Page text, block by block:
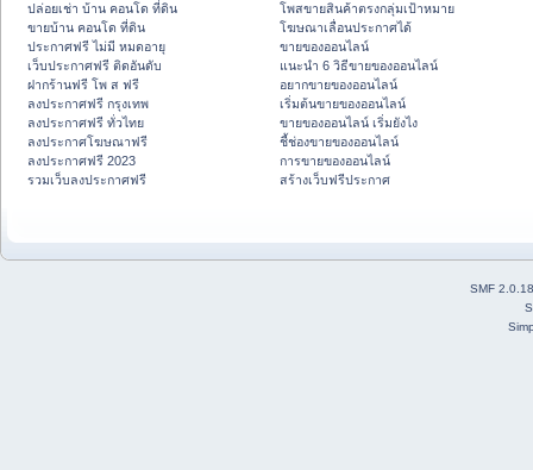
ปล่อยเช่า บ้าน คอนโด ที่ดิน
ขายบ้าน คอนโด ที่ดิน
ประกาศฟรี ไม่มี หมดอายุ
เว็บประกาศฟรี ติดอันดับ
ฝากร้านฟรี โพ ส ฟรี
ลงประกาศฟรี กรุงเทพ
ลงประกาศฟรี ทั่วไทย
ลงประกาศโฆษณาฟรี
ลงประกาศฟรี 2023
รวมเว็บลงประกาศฟรี
โพสขายสินค้าตรงกลุ่มเป้าหมาย
โฆษณาเลื่อนประกาศได้
ขายของออนไลน์
แนะนำ 6 วิธีขายของออนไลน์
อยากขายของออนไลน์
เริ่มต้นขายของออนไลน์
ขายของออนไลน์ เริ่มยังไง
ชี้ช่องขายของออนไลน์
การขายของออนไลน์
สร้างเว็บฟรีประกาศ
SMF 2.0.18